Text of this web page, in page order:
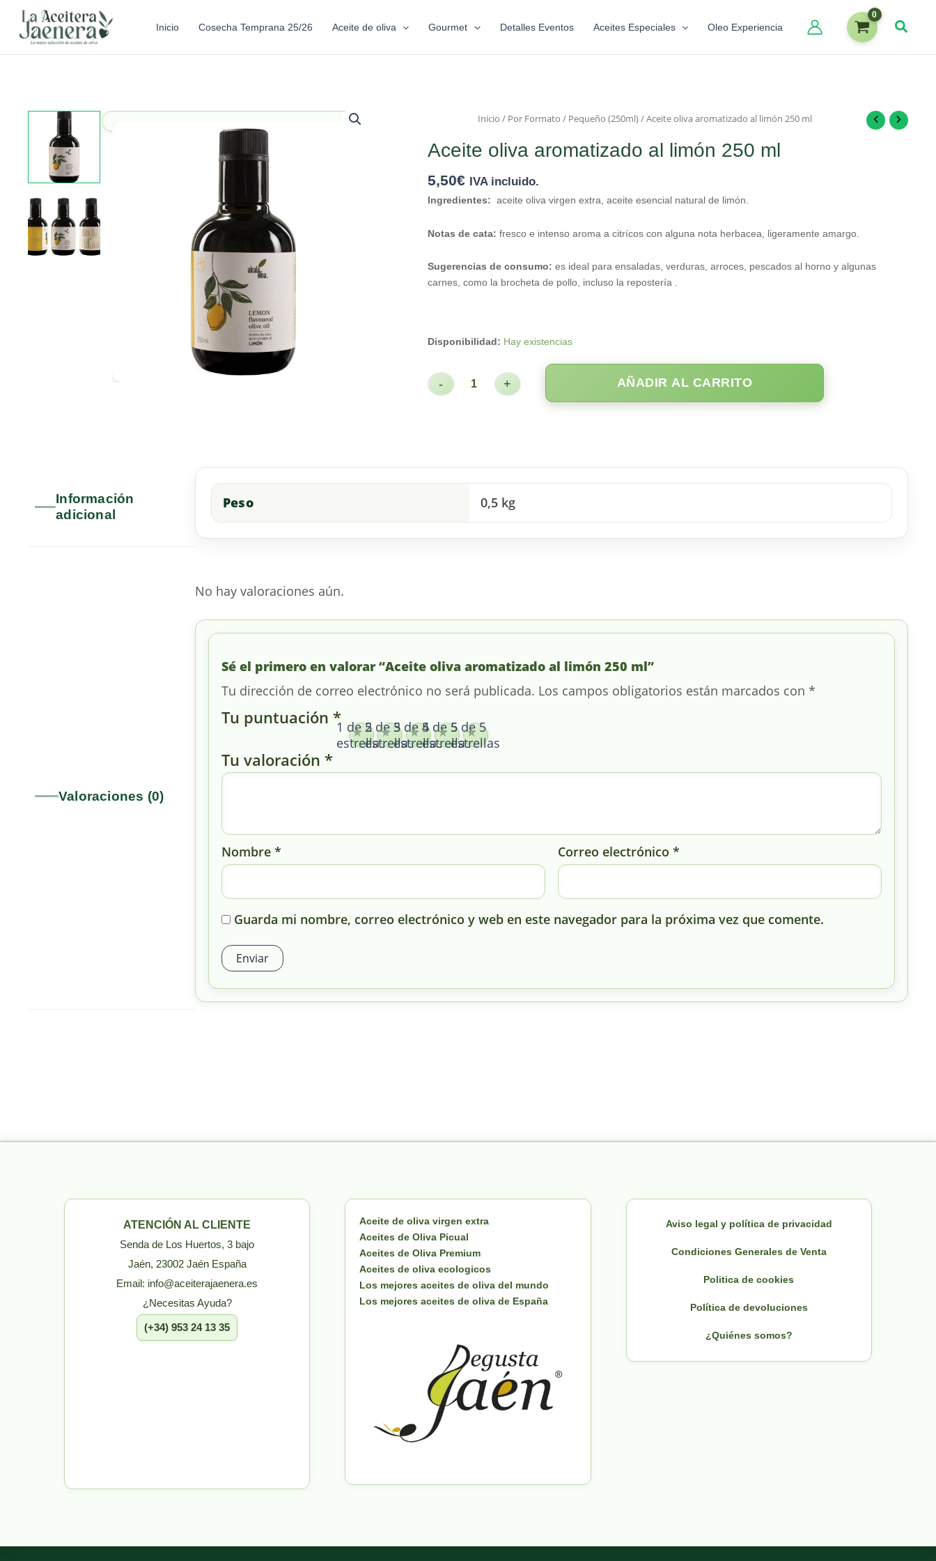
Inicio Cosecha Temprana 25/26 Aceite de oliva Gourmet Detalles Eventos Aceites Especiales Oleo Experiencia
Inicio / Por Formato / Pequeño (250ml)/ Aceite oliva aromatizado al limón 250 ml
Aceite oliva aromatizado al limón 250 ml
5,50€ IVA incluido.
Ingredientes: aceite oliva virgen extra, aceite esencial natural de limón.
Notas de cata: fresco e intenso aroma a citrícos con alguna nota herbacea, ligeramente amargo.
Sugerencias de consumo: es ideal para ensaladas, verduras, arroces, pescados al horno y algunas
carnes, como la brocheta de pollo, incluso la repostería .
Disponibilidad: Hay existencias
- + AÑADIR AL CARRITO
Información
adicional
Peso 0,5 kg
Valoraciones (0)
No hay valoraciones aún.
Sé el primero en valorar “Aceite oliva aromatizado al limón 250 ml”
Tu dirección de correo electrónico no será publicada. Los campos obligatorios están marcados con *
Tu puntuación *1 de 5
estrellas
2 de 5
estrellas
3 de 5
estrellas
4 de 5
estrellas
5 de 5
estrellas
Tu valoración *
Nombre * Correo electrónico*
Guarda mi nombre, correo electrónico y web en este navegador para la próxima vez que comente.
ATENCIÓN AL CLIENTE
Senda de Los Huertos, 3 bajo
Jaén, 23002 Jaén España
Email: info@aceiterajaenera.es
¿Necesitas Ayuda?
(+34) 953 24 13 35
Aceite de oliva virgen extra
Aceites de Oliva Picual
Aceites de Oliva Premium
Aceites de oliva ecologicos
Los mejores aceites de oliva del mundo
Los mejores aceites de oliva de España
Aviso legal y política de privacidad
Condiciones Generales de Venta
Politica de cookies
Política de devoluciones
¿Quiénes somos?